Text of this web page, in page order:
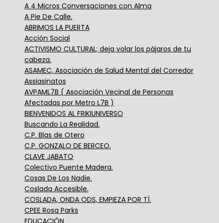
A 4 Micros Conversaciones con Alma
A Pie De Calle.
ABRIMOS LA PUERTA
Acción Social
ACTIVISMO CULTURAL; deja volar los pájaros de tu
cabeza.
ASAMEC, Asociación de Salud Mental del Corredor
Assiasinatos
AVPAML7B ( Asociación Vecinal de Personas
Afectadas por Metro L7B )
BIENVENIDOS AL FRIKIUNIVERSO
Buscando La Realidad.
C.P. Blas de Otero
C.P. GONZALO DE BERCEO.
CLAVE JABATO
Colectivo Puente Madera.
Cosas De Los Nadie.
Coslada Accesible.
COSLADA, ONDA ODS, EMPIEZA POR TÍ.
CPEE Rosa Parks
EDUCACIÓN